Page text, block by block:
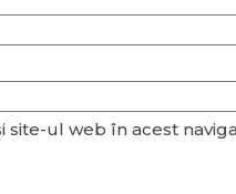
site-ul web în acest